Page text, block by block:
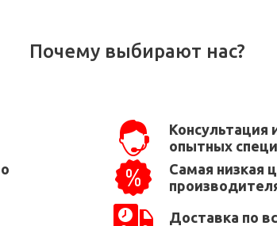
Почему выбирают нас?
опытных
Самая низкая
Доставка по